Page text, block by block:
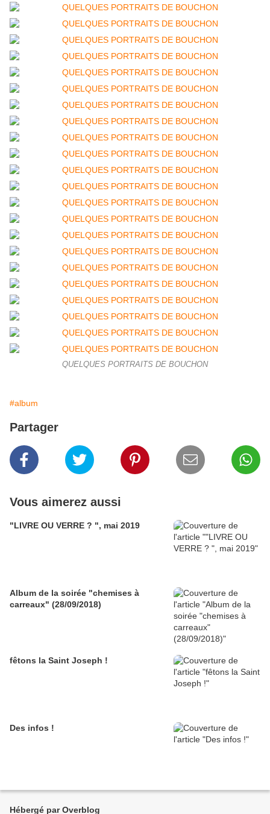
QUELQUES PORTRAITS DE BOUCHON
#album
Partager
Vous aimerez aussi
"LIVRE OU VERRE ? ", mai 2019
Album de la soirée "chemises à
carreaux" (28/09/2018)
fêtons la Saint Joseph !
Des infos !
Hébergé par Overblog